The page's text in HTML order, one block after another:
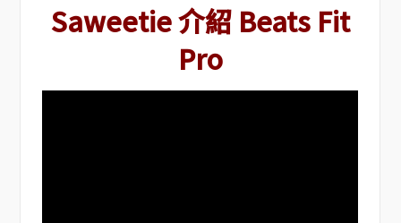
Saweetie 介紹 Beats Fit
Pro